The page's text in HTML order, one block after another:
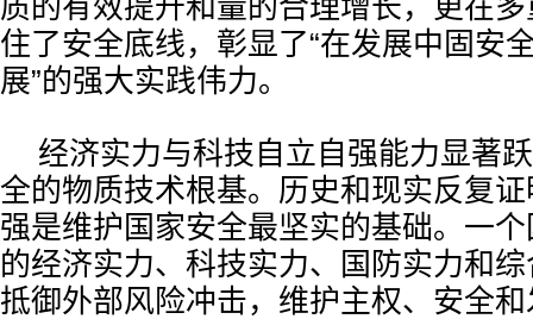
质的有效提升和量的合理增长，更在
住了安全底线，彰显了“在发展中固安
展”的强大实践伟力。
经济实力与科技自立自强能力显著
全的物质技术根基。历史和现实反复
强是维护国家安全最坚实的基础。一
的经济实力、科技实力、国防实力和
抵御外部风险冲击，维护主权、安全